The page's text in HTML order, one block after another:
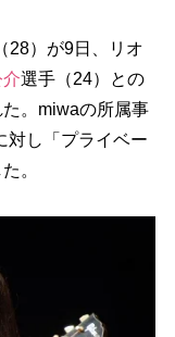
（28）が9日、リオ
選手（24）との
。miwaの所属事
対し「プライベー
。